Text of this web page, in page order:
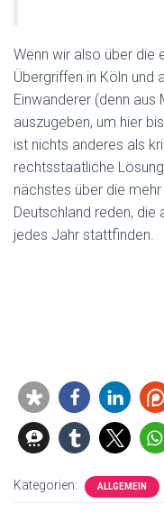
Wenn wir also über die
Übergriffen in Köln und
Einwanderer (denn
auszugeben, um hier
ist nichts anderes als
rechtsstaatliche
nächstes über die
Deutschland reden, die
jedes Jahr stattfinden.
Kategorien: ALLGEMEIN